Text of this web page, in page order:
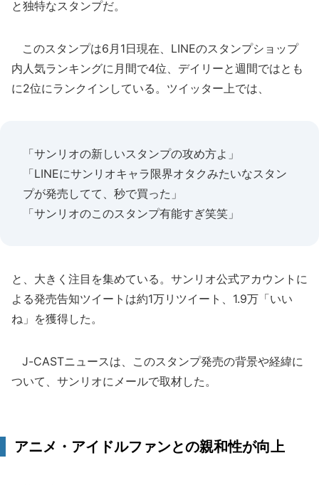
と独特なスタンプだ。
このスタンプは6月1日現在、LINEのスタンプショップ
内人気ランキングに月間で4位、デイリーと週間ではとも
に2位にランクインしている。ツイッター上では、
「サンリオの新しいスタンプの攻め方よ」
「LINEにサンリオキャラ限界オタクみたいなスタン
プが発売してて、秒で買った」
「サンリオのこのスタンプ有能すぎ笑笑」
と、大きく注目を集めている。サンリオ公式アカウントに
よる発売告知ツイートは約1万リツイート、1.9万「いい
ね」を獲得した。
J-CASTニュースは、このスタンプ発売の背景や経緯に
ついて、サンリオにメールで取材した。
アニメ・アイドルファンとの親和性が向上